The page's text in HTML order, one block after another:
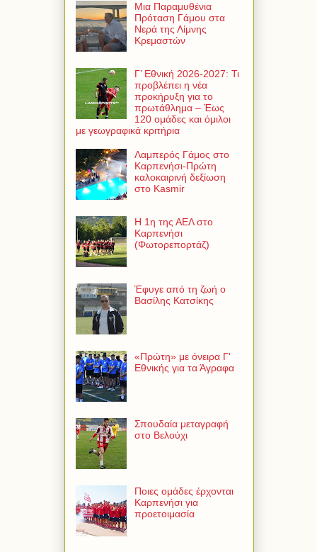
Μια Παραμυθένια
Πρόταση Γάμου στα
Νερά της Λίμνης
Κρεμαστών
Γ’ Εθνική 2026-2027: Τι
προβλέπει η νέα
προκήρυξη για το
πρωτάθλημα – Έως
120 ομάδες και όμιλοι
με γεωγραφικά κριτήρια
Λαμπερός Γάμος στο
Καρπενήσι-Πρώτη
καλοκαιρινή δεξίωση
στο Kasmir
Η 1η της ΑΕΛ στο
Καρπενήσι
(Φωτορεπορτάζ)
Έφυγε από τη ζωή ο
Βασίλης Κατσίκης
«Πρώτη» με όνειρα Γ'
Εθνικής για τα Άγραφα
Σπουδαία μεταγραφή
στο Βελούχι
Ποιες ομάδες έρχονται
Καρπενήσι για
προετοιμασία